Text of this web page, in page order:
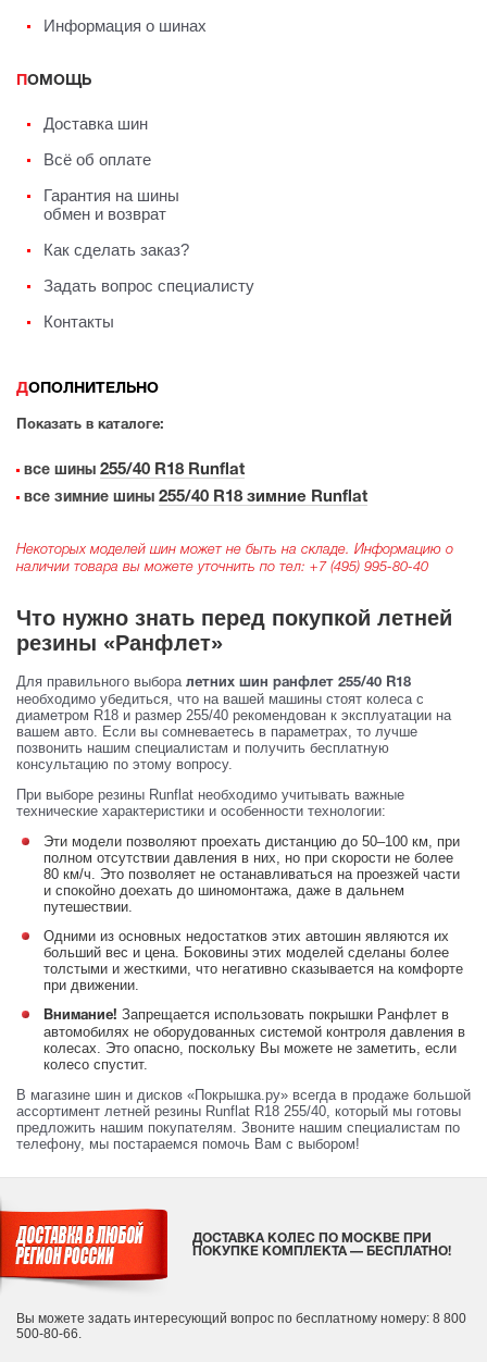
Информация о шинах
ПОМОЩЬ
Доставка шин
Всё об оплате
Гарантия на шины
обмен и возврат
Как сделать заказ?
Задать вопрос специалисту
Контакты
ДОПОЛНИТЕЛЬНО
Показать в каталоге:
все шины 255/40 R18 Runflat
все зимние шины 255/40 R18 зимние Runflat
Некоторых моделей шин может не быть на складе. Информацию о
наличии товара вы можете уточнить по тел: +7 (495) 995-80-40
Что нужно знать перед покупкой летней
резины «Ранфлет»
Для правильного выбора летних шин ранфлет 255/40 R18
необходимо убедиться, что на вашей машины стоят колеса с
диаметром R18 и размер 255/40 рекомендован к эксплуатации на
вашем авто. Если вы сомневаетесь в параметрах, то лучше
позвонить нашим специалистам и получить бесплатную
консультацию по этому вопросу.
При выборе резины Runflat необходимо учитывать важные
технические характеристики и особенности технологии:
Эти модели позволяют проехать дистанцию до 50–100 км, при
полном отсутствии давления в них, но при скорости не более
80 км/ч. Это позволяет не останавливаться на проезжей части
и спокойно доехать до шиномонтажа, даже в дальнем
путешествии.
Одними из основных недостатков этих автошин являются их
больший вес и цена. Боковины этих моделей сделаны более
толстыми и жесткими, что негативно сказывается на комфорте
при движении.
Внимание! Запрещается использовать покрышки Ранфлет в
автомобилях не оборудованных системой контроля давления в
колесах. Это опасно, поскольку Вы можете не заметить, если
колесо спустит.
В магазине шин и дисков «Покрышка.ру» всегда в продаже большой
ассортимент летней резины Runflat R18 255/40, который мы готовы
предложить нашим покупателям. Звоните нашим специалистам по
телефону, мы постараемся помочь Вам с выбором!
ДОСТАВКА КОЛЕС ПО МОСКВЕ ПРИ
ПОКУПКЕ КОМПЛЕКТА — БЕСПЛАТНО!
Вы можете задать интересующий вопрос по бесплатному номеру: 8 800
500-80-66.